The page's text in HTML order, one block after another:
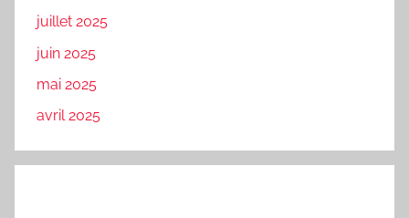
juillet 2025
juin 2025
mai 2025
avril 2025